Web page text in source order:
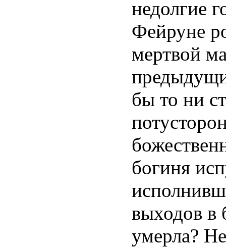
недолгие
Фейруне
мертвой
бы то ни
богиня
выходов в
умерла?